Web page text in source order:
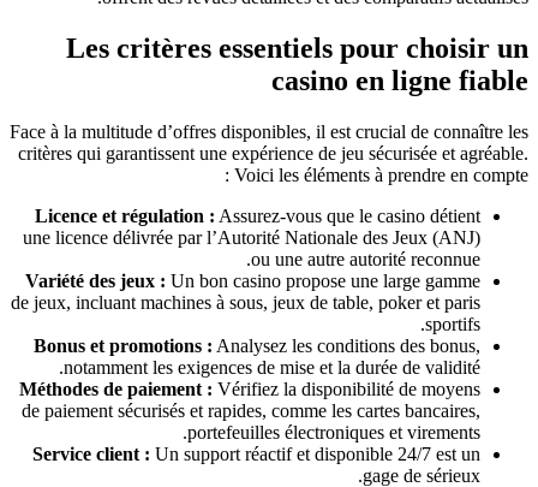
Les critères essentiels pour choisir
casino en ligne
Face à la multitude d’offres disponibles, il est crucial de
critères qui garantissent une expérience de jeu sécurisée et
Voici les éléments à prendre en
Licence et régulation :Assurez-vous que le casino détient
une licence délivrée par l’Autorité Nationale des Jeux (ANJ)
ou une autre autorité reconnue.
Variété des jeux :Un bon casino propose une large gamme
de jeux, incluant machines à sous, jeux de table, poker et paris
sportifs.
Bonus et promotions :Analysez les conditions des bonus,
notamment les exigences de mise et la durée de validité.
Méthodes de paiement :Vérifiez la disponibilité de moyens
de paiement sécurisés et rapides, comme les cartes bancaires,
portefeuilles électroniques et virements.
Service client :Un support réactif et disponible 24/7 est un
gage de sérieux.